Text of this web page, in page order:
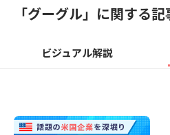
「グーグル」に関する記
ビジュアル解説